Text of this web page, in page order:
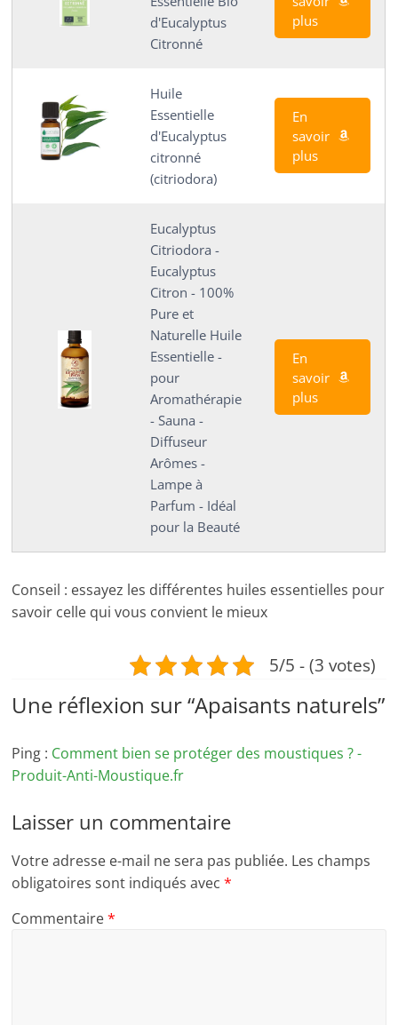
d'Eucalyptus
Citronné
plus
Huile
Essentielle
d'Eucalyptus
citronné
(citriodora)
En
savoir
plus
Eucalyptus
Citriodora -
Eucalyptus
Citron - 100%
Pure et
Naturelle Huile
Essentielle -
pour
Aromathérapie
- Sauna -
Diffuseur
Arômes -
Lampe à
Parfum - Idéal
pour la Beauté
En
savoir
plus
Conseil : essayez les différentes huiles essentielles pour
savoir celle qui vous convient le mieux
5/5 - (3 votes)
Une réflexion sur “Apaisants naturels”
Ping : Comment bien se protéger des moustiques ? -
Produit-Anti-Moustique.fr
Laisser un commentaire
Votre adresse e-mail ne sera pas publiée. Les champs
obligatoires sont indiqués avec*
Commentaire*